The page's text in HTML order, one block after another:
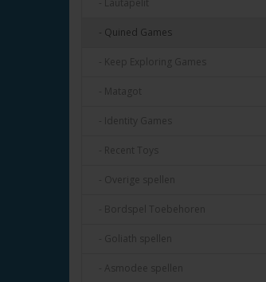
- Lautapelit
- Quined Games
- Keep Exploring Games
- Matagot
- Identity Games
- Recent Toys
- Overige spellen
- Bordspel Toebehoren
- Goliath spellen
- Asmodee spellen